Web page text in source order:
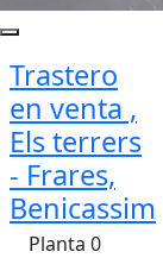
Trastero
en venta ,
Els terrers
- Frares,
Benicassim
Planta 0